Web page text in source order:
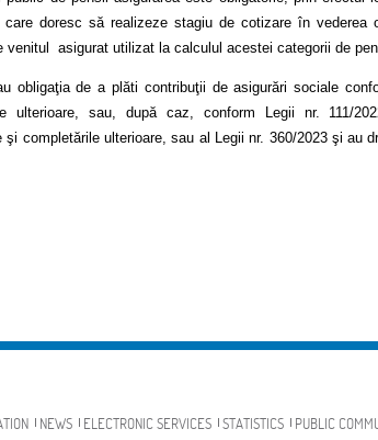
care doresc să realizeze stagiu de cotizare în
venitul asigurat utilizat la calculul acestei categorii de
obligaţia de a plăti contribuţii de asigurări sociale
ulterioare, sau, după caz, conform Legii nr. 111/
şi completările ulterioare, sau al Legii nr. 360/2023 şi au
NEWS ELECTRONIC SERVICES STATISTICS PUBLIC